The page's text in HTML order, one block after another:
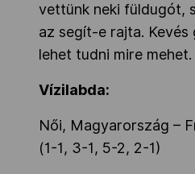
vettünk neki füldugót,
az segít-e rajta. Kevés
lehet tudni mire mehet.
Vízilabda:
Női, Magyarország –
(1-1, 3-1, 5-2, 2-1)